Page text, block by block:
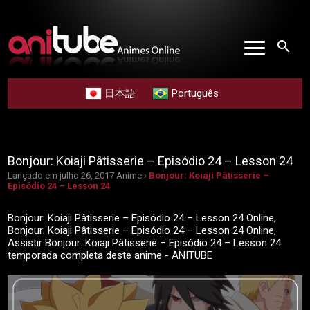
search
日本語 Português
Bonjour: Koiaji Pâtisserie – Episódio 24 – Lesson 24
Lançado em julho 26, 2017 Anime › Bonjour: Koiaji Pâtisserie –
Episódio 24 – Lesson 24
Bonjour: Koiaji Pâtisserie – Episódio 24 – Lesson 24 Online,
Bonjour: Koiaji Pâtisserie – Episódio 24 – Lesson 24 Online,
Assistir Bonjour: Koiaji Pâtisserie – Episódio 24 – Lesson 24
temporada completa deste anime - ANITUBE